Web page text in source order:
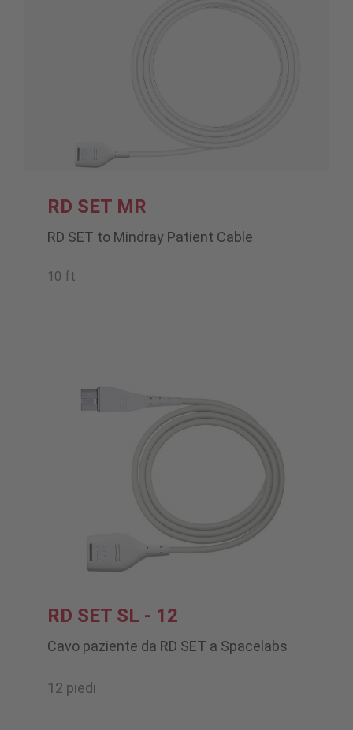
RD SET MR
RD SET to Mindray Patient Cable
10 ft
RD SET SL - 12
Cavo paziente da RD SET a Spacelabs
12 piedi